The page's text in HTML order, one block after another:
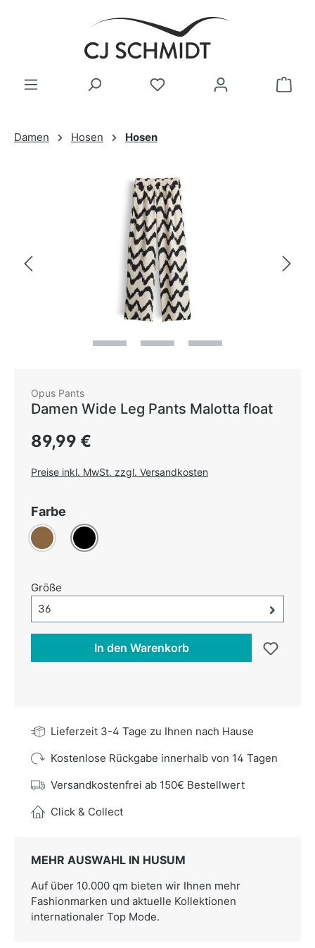
Zum Hauptinhalt springen
Damen Hosen Hosen
Bildergalerie überspringen
Opus Pants
Damen Wide Leg Pants Malotta float
Regulärer Preis:
89,99 €
Preise inkl. MwSt. zzgl. Versandkosten
Farbe
Braun Schwarz
Größe
Größe-Auswahl öffnen, aktuell ausgewählt:
36
In den Warenkorb
Lieferzeit 3-4 Tage zu Ihnen nach Hause
Kostenlose Rückgabe innerhalb von 14 Tagen
Versandkostenfrei ab 150€ Bestellwert
Click & Collect
MEHR AUSWAHL IN HUSUM
Auf über 10.000 qm bieten wir Ihnen mehr
Fashionmarken und aktuelle Kollektionen
internationaler Top Mode.